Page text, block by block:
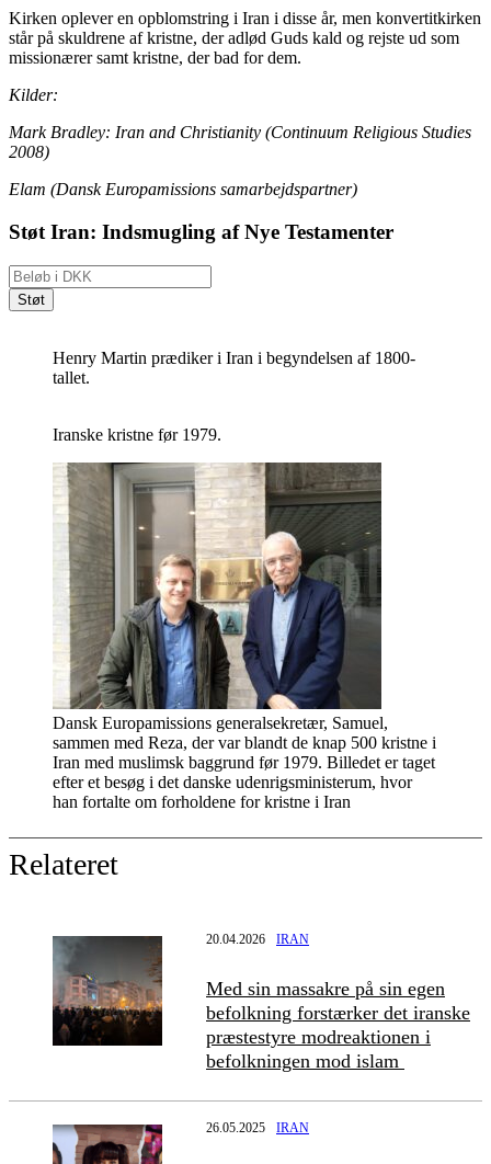
Kirken opleveren opblomstring i Iran i disse år, men konvertitkirken
står på skuldrene af kristne, der adlød Guds kald og rejste ud som
missionærer samt kristne, derbad for dem.
Kilder:
Mark Bradley: Iran and Christianity (Continuum Religious Studies
2008)
Elam (Dansk Europamissions samarbejdspartner)
Støt Iran: Indsmugling af Nye Testamenter
Henry Martin prædiker i Iran i begyndelsen af 1800-
tallet.
Iranske kristne før 1979.
Dansk Europamissions generalsekretær, Samuel,
sammen med Reza, der var blandt de knap 500 kristne i
Iran med muslimsk baggrund før 1979. Billedet er taget
efter et besøg i det danske udenrigsministerum, hvor
han fortalte om forholdene for kristne i Iran
Relateret
20.04.2026 IRAN
Med sin massakre på sin egen
befolkning forstærker det iranske
præstestyre modreaktionen i
befolkningen mod islam
26.05.2025 IRAN